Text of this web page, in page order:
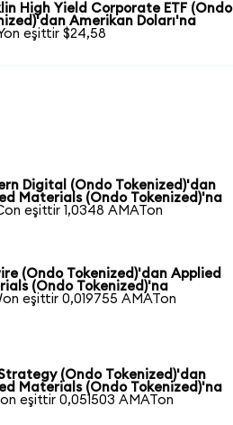
High Yield Corporate ETF (Ondo
Amerikan Doları'na
eşittir $24,58
Digital (Ondo Tokenized)'dan
Materials (Ondo Tokenized)'na
eşittir 1,0348 AMATon
(Ondo Tokenized)'dan Applied
(Ondo Tokenized)'na
eşittir 0,019755 AMATon
(Ondo Tokenized)'dan
Materials (Ondo Tokenized)'na
eşittir 0,051503 AMATon